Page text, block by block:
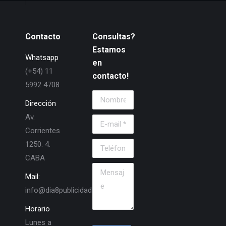
Contacto
Whatsapp
(+54) 11
5992 4708
Dirección
Av.
Corrientes
1250. 4.
CABA
Mail:
info@dia8publicidad.com.ar
Horario
Lunes a
Consultas?
Estamos
en
contacto!
Nombre *
E-mail *
Teléfono
Mensaje